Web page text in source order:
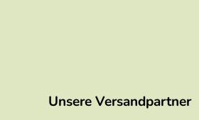
Unsere Versandpartner